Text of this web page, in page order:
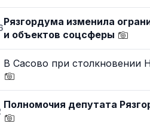
Рязгордума изменила
и объектов соцсферы
В Сасово при столкновении
Полномочия депутата